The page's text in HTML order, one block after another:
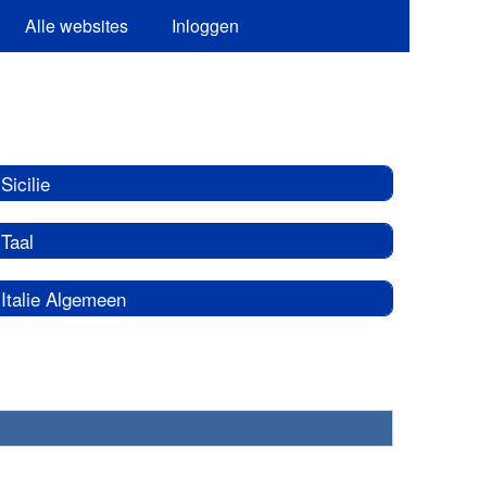
Alle websites Inloggen
Sicilie
Taal
Italie Algemeen